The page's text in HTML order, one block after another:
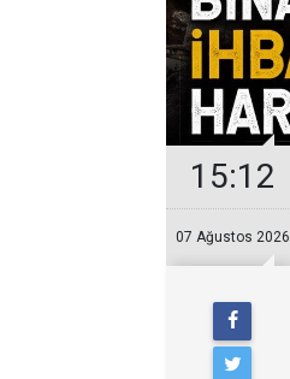
15:12
07 Ağustos 2026